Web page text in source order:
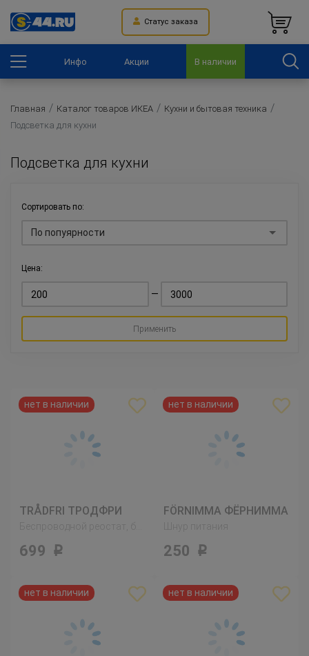
Статус заказа
Инфо Акции В наличии
Главная Каталог товаров ИКЕА
Кухни и бытовая техника
Подсветка для кухни
Подсветка для кухни
Сортировать по:
По попуярности
Цена:
—
Применить
TRÅDFRI ТРОДФРИ
699 Р
FÖRNIMMA ФЁРНИММА
250 Р